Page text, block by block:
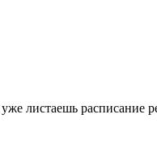
листаешь расписание